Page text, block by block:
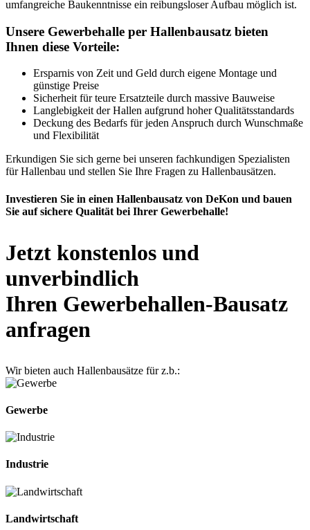
umfangreiche Baukenntnisse ein reibungsloser Aufbau möglich ist.
Unsere Gewerbehalle per Hallenbausatz bieten
Ihnen diese Vorteile:
Ersparnis von Zeit und Geld durch eigene Montage und
günstige Preise
Sicherheit für teure Ersatzteile durch massive Bauweise
Langlebigkeit der Hallen aufgrund hoher Qualitätsstandards
Deckung des Bedarfs für jeden Anspruch durch Wunschmaße
und Flexibilität
Erkundigen Sie sich gerne bei unseren fachkundigen Spezialisten
für Hallenbau und stellen Sie Ihre Fragen zu Hallenbausätzen.
Investieren Sie in einen Hallenbausatz von DeKon und bauen
Sie auf sichere Qualität bei Ihrer Gewerbehalle!
Jetzt konstenlos und
unverbindlich
Ihren Gewerbehallen-Bausatz
anfragen
Wir bieten auch Hallenbausätze für z.b.:
Gewerbe
Industrie
Landwirtschaft